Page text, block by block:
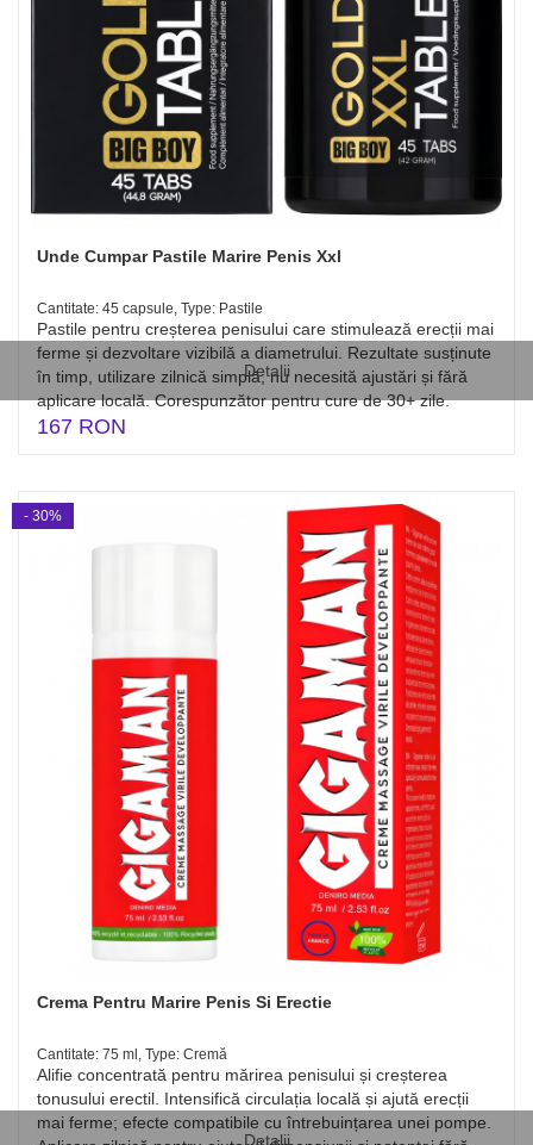
Detalii
Unde Cumpar Pastile Marire Penis Xxl
Cantitate: 45 capsule, Type: Pastile
Pastile pentru creșterea penisului care stimulează erecții mai
ferme și dezvoltare vizibilă a diametrului. Rezultate susținute
în timp, utilizare zilnică simplă; nu necesită ajustări și fără
aplicare locală. Corespunzător pentru cure de 30+ zile.
167 RON
Detalii
Crema Pentru Marire Penis Si Erectie
Cantitate: 75 ml, Type: Cremă
Alifie concentrată pentru mărirea penisului și creșterea
tonusului erectil. Intensifică circulația locală și ajută erecții
mai ferme; efecte compatibile cu întrebuințarea unei pompe.
- 30%